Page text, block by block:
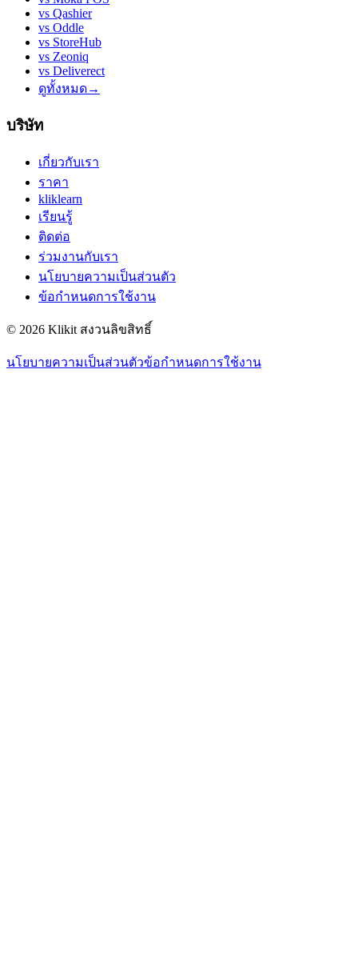
vs Qashier
vs Oddle
vs StoreHub
vs Zeoniq
vs Deliverect
ดูทั้งหมด→
บริษัท
เกี่ยวกับเรา
ราคา
kliklearn
เรียนรู้
ติดต่อ
ร่วมงานกับเรา
นโยบายความเป็นส่วนตัว
ข้อกำหนดการใช้งาน
© 2026 Klikit สงวนลิขสิทธิ์
นโยบายความเป็นส่วนตัวข้อกำหนดการใช้งาน